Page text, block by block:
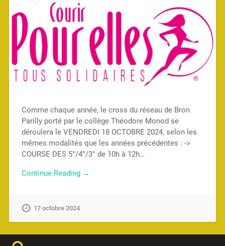
Comme chaque année, le cross du réseau de Bron
Parilly porté par le collège Théodore Monod se
déroulera le VENDREDI 18 OCTOBRE 2024, selon les
mêmes modalités que les années précédentes : ->
COURSE DES 5°/4°/3° de 10h à 12h…
Continue Reading →
17 octobre 2024